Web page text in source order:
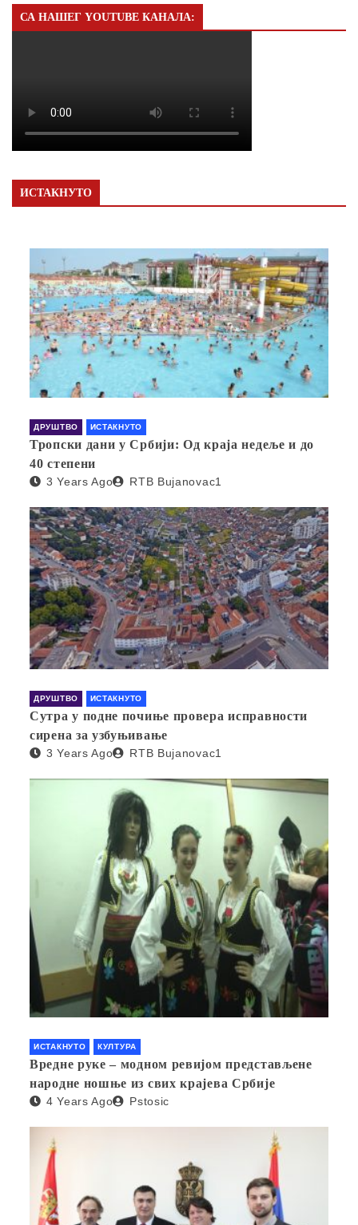
СА НАШЕГ YOUTUBE КАНАЛА:
ИСТАКНУТО
ДРУШТВО ИСТАКНУТО
Тропски дани у Србији: Од краја недеље и до
40 степени
3 Years Ago RTB Bujanovac1
ДРУШТВО ИСТАКНУТО
Сутра у подне почиње провера исправности
сирена за узбуњивање
3 Years Ago RTB Bujanovac1
ИСТАКНУТО КУЛТУРА
Вредне руке – модном ревијом представљене
народне ношње из свих крајева Србије
4 Years Ago Pstosic